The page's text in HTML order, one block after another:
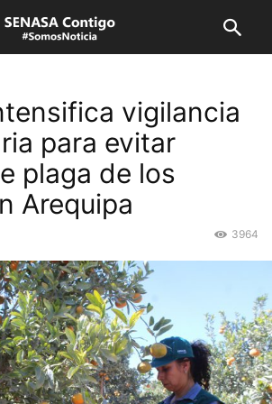
vigilancia
para evitar
plaga de los
Arequipa
3964